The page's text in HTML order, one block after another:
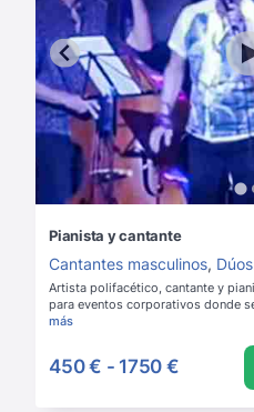
Pianista y cantante
Cantantes masculinos,
Artista polifacético, cantante y
para eventos corporativos donde
más
450 € - 1750 €